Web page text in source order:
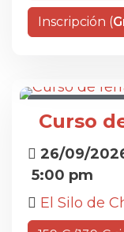
Inscripción (
Curso
26/09/
5:00 pm
El Silo de